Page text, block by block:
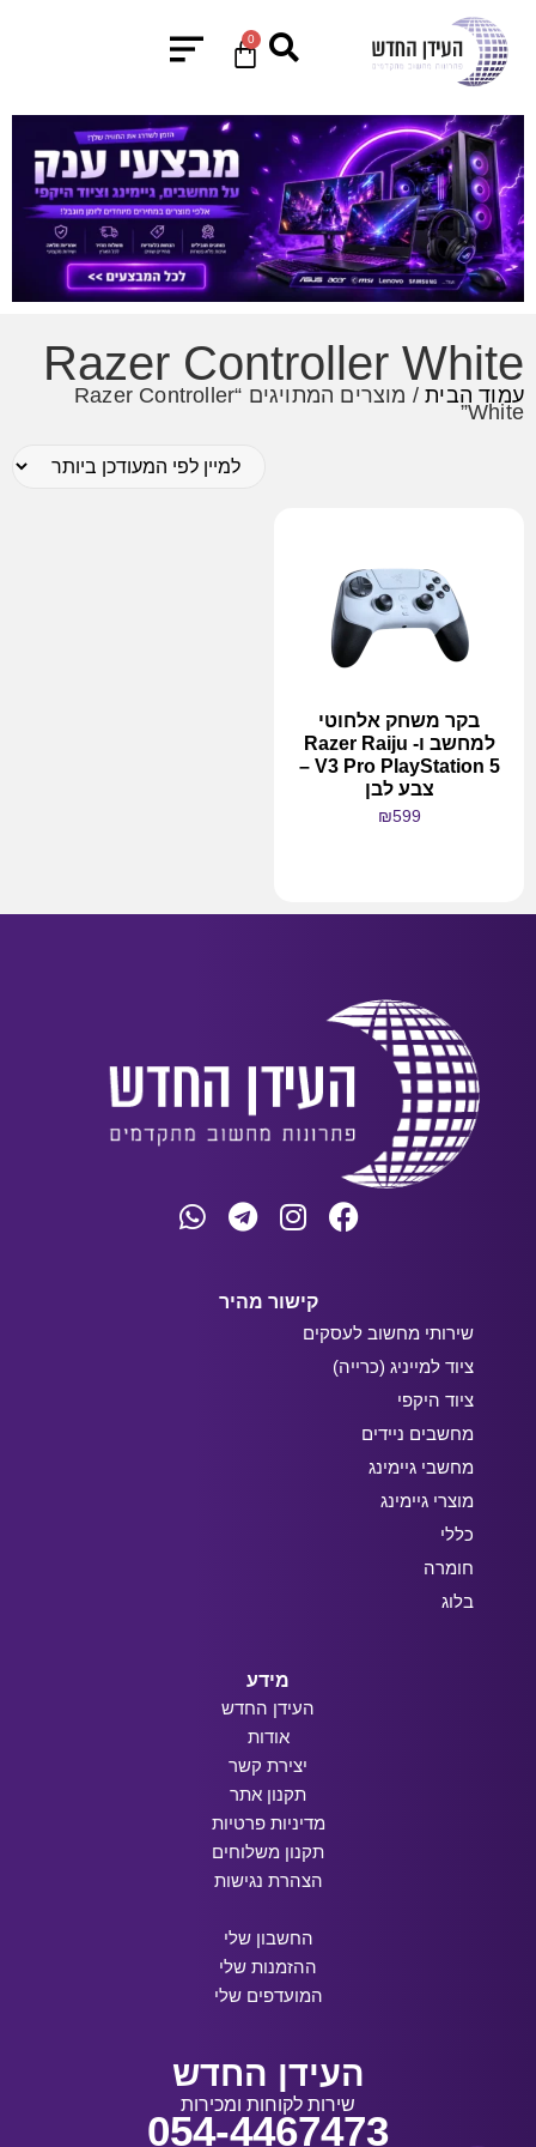
0
Razer Controller White
עמוד הבית / מוצרים המתויגים “Razer Controller
White”
בקר משחק אלחוטי
למחשב ו- Razer Raiju
V3 Pro PlayStation 5 –
צבע לבן
₪599
קישור מהיר
שירותי מחשוב לעסקים
ציוד למייניג (כרייה)
ציוד היקפי
מחשבים ניידים
מחשבי גיימינג
מוצרי גיימינג
כללי
חומרה
בלוג
מידע
העידן החדש
אודות
יצירת קשר
תקנון אתר
מדיניות פרטיות
תקנון משלוחים
הצהרת נגישות
החשבון שלי
ההזמנות שלי
המועדפים שלי
העידן החדש
שירות לקוחות ומכירות
054-4467473